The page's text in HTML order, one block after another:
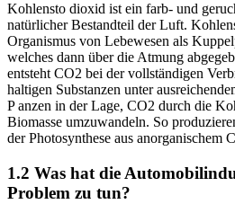
Kohlensto dioxid ist ein farb- und
natürlicher Bestandteil der Luft.
Organismus von Lebewesen als
welches dann über die Atmung
entsteht CO2 bei der vollständigen
haltigen Substanzen unter
P anzen in der Lage, CO2 durch die
Biomasse umzuwandeln. So
der Photosynthese aus anorganischem
1.2 Was hat die
Problem zu tun?